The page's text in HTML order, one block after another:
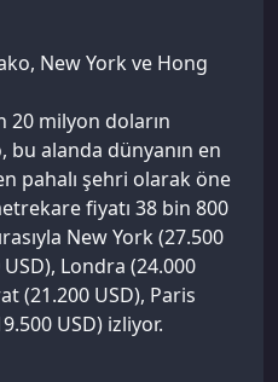
New York ve Hong
20 milyon doların
alanda dünyanın en
pahalı şehri olarak öne
fiyatı 38 bin 800
New York (27.500
Londra (24.000
(21.200 USD), Paris
USD) izliyor.